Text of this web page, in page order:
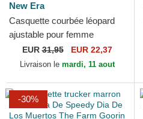
New Era
Casquette courbée léopard
ajustable pour femme
9FORTY Midi New York
Yankees MLB New Era
EUR31,95 EUR 22,37
Livraison le mardi, 11 aout
-30%